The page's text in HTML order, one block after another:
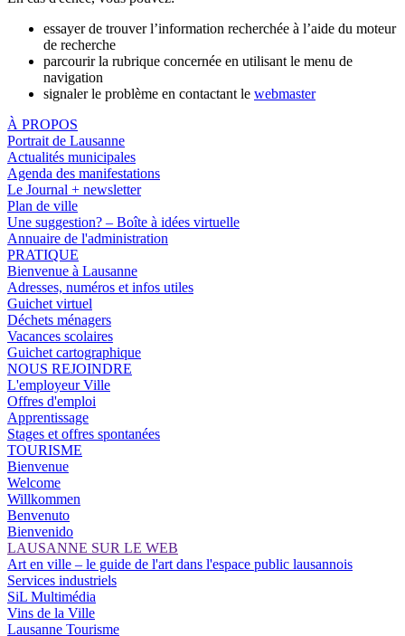
essayer de trouver l’information recherchée à l’aide du moteur
de recherche
parcourir la rubrique concernée en utilisant le menu de
navigation
signaler le problème en contactant le webmaster
À PROPOS
Portrait de Lausanne
Actualités municipales
Agenda des manifestations
Le Journal + newsletter
Plan de ville
Une suggestion? – Boîte à idées virtuelle
Annuaire de l'administration
PRATIQUE
Bienvenue à Lausanne
Adresses, numéros et infos utiles
Guichet virtuel
Déchets ménagers
Vacances scolaires
Guichet cartographique
NOUS REJOINDRE
L'employeur Ville
Offres d'emploi
Apprentissage
Stages et offres spontanées
TOURISME
Bienvenue
Welcome
Willkommen
Benvenuto
Bienvenido
LAUSANNE SUR LE WEB
Art en ville – le guide de l'art dans l'espace public lausannois
Services industriels
SiL Multimédia
Vins de la Ville
Lausanne Tourisme